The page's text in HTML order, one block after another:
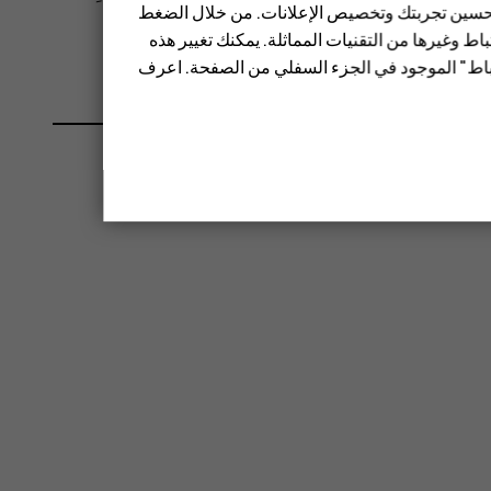
تحسين تجربتك وتخصيص الإعلانات. من خلال الضغط
وغيرها من التقنيات المماثلة. يمكنك تغيير هذه
الموجود في الجزء السفلي من الصفحة. اعرف